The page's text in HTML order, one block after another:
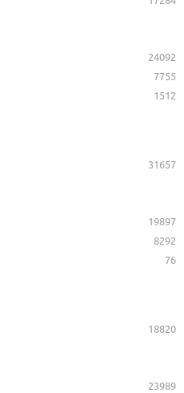
24092
7755
1512
31657
19897
8292
76
18820
23989